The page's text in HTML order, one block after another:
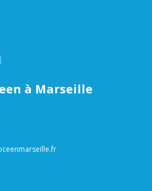
à Marseille